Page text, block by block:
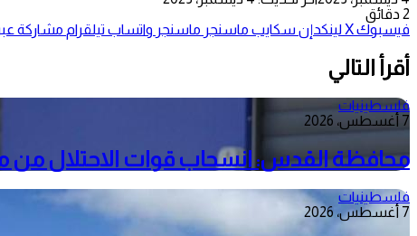
2 دقائق
فيسبوك‫Xلينكدإن سكايب ماسنجر ماسنجر واتساب تيلقرام مشاركة عبر
أقرأ التالي
فلسطينيات
7 أغسطس، 2026
محافظة القدس: انسحاب قوات الاحتلال من
فلسطينيات
7 أغسطس، 2026